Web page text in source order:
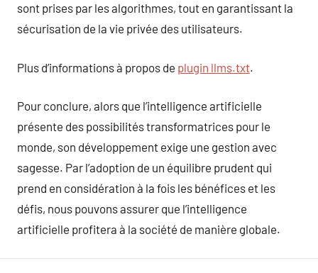
sont prises par les algorithmes, tout en garantissant la
sécurisation de la vie privée des utilisateurs.
Plus d’informations à propos de plugin llms.txt.
Pour conclure, alors que l’intelligence artificielle
présente des possibilités transformatrices pour le
monde, son développement exige une gestion avec
sagesse. Par l’adoption de un équilibre prudent qui
prend en considération à la fois les bénéfices et les
défis, nous pouvons assurer que l’intelligence
artificielle profitera à la société de manière globale.